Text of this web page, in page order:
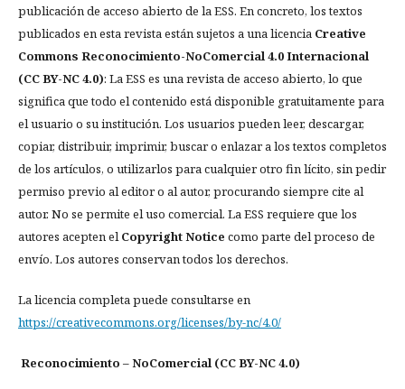
publicación de acceso abierto de la ESS. En concreto, los textos
publicados en esta revista están sujetos a una licencia Creative
Commons Reconocimiento-NoComercial 4.0 Internacional
(CC BY-NC 4.0): La ESS es una revista de acceso abierto, lo que
significa que todo el contenido está disponible gratuitamente para
el usuario o su institución. Los usuarios pueden leer, descargar,
copiar, distribuir, imprimir, buscar o enlazar a los textos completos
de los artículos, o utilizarlos para cualquier otro fin lícito, sin pedir
permiso previo al editor o al autor, procurando siempre cite al
autor. No se permite el uso comercial. La ESS requiere que los
autores acepten el Copyright Notice como parte del proceso de
envío. Los autores conservan todos los derechos.
La licencia completa puede consultarse en
https://creativecommons.org/licenses/by-nc/4.0/
Reconocimiento – NoComercial (CC BY-NC 4.0)